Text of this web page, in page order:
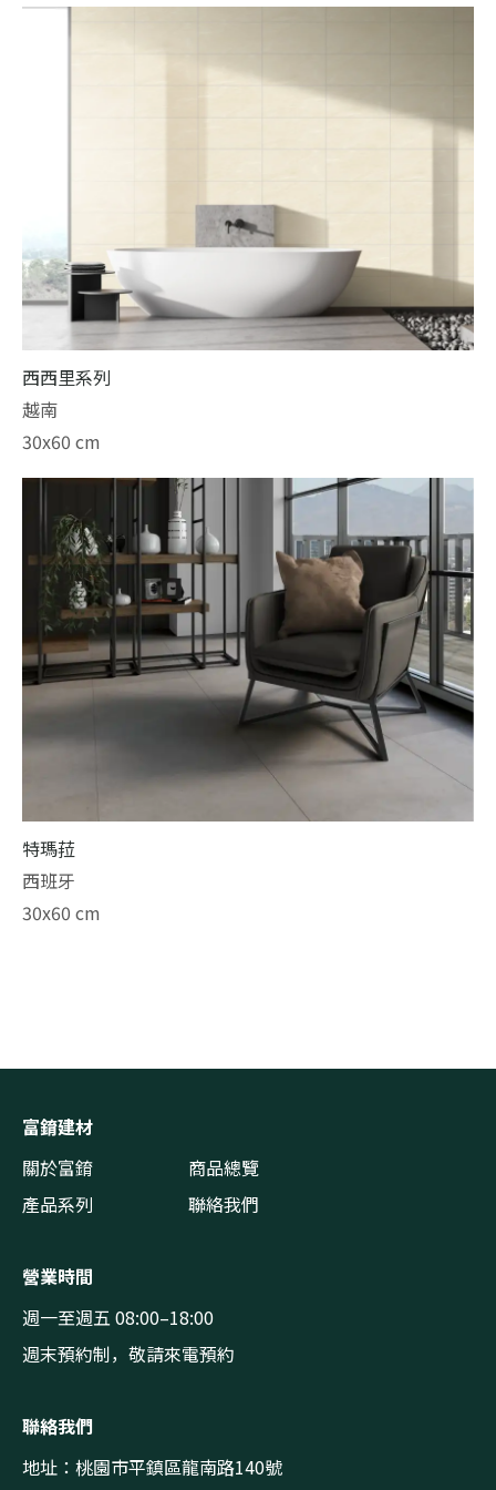
西西里系列
越南
30x60 cm
特瑪菈
西班牙
30x60 cm
富錥建材
關於富錥
商品總覽
產品系列
聯絡我們
營業時間
週一至週五 08:00–18:00
週末預約制，敬請來電預約
聯絡我們
地址：桃園市平鎮區龍南路140號